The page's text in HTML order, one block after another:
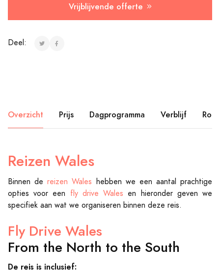
Vrijblijvende offerte
Deel:
Overzicht Prijs Dagprogramma Verblijf
Reizen Wales
Binnen dereizen Wales hebben we een aantal prachtige
opties voor een fly drive Wales en hieronder geven we
specifiek aan wat we organiseren binnen deze reis.
Fly Drive Wales
From the North to the South
De reis is inclusief: